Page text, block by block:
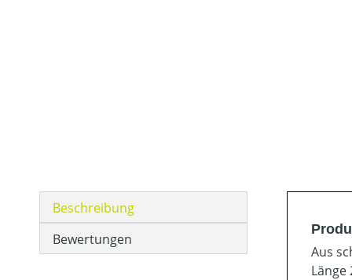
Beschreibung
Bewertungen
Aus